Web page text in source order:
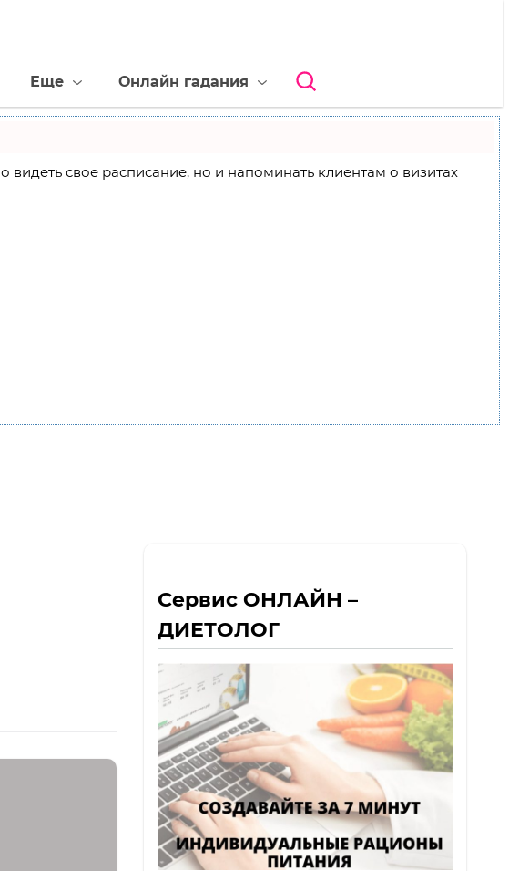
Еще Онлайн гадания
видеть свое расписание, но и напоминать клиентам о визитах
Сервис ОНЛАЙН –
ДИЕТОЛОГ